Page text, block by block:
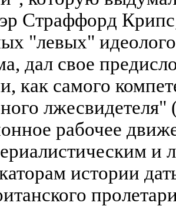
Страффорд
"левых"
дал свое
как самого
рабочее
и
истории